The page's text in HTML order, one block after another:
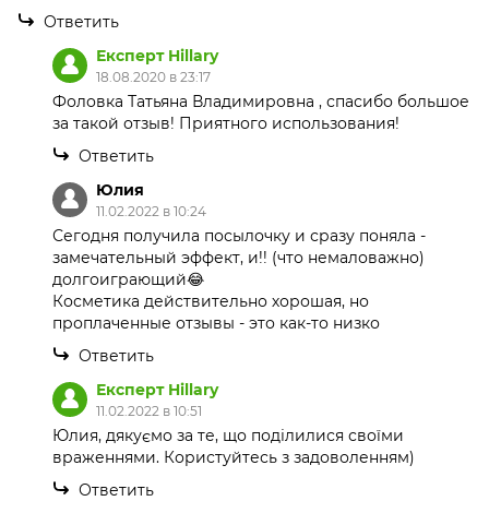
Ответить
Експерт Hillary
18.08.2020 в 23:17
Фоловка Татьяна Владимировна , спасибо большое
за такой отзыв! Приятного использования!
Ответить
Юлия
11.02.2022 в 10:24
Сегодня получила посылочку и сразу поняла -
замечательный эффект, и!! (что немаловажно)
долгоиграющий😂
Косметика действительно хорошая, но
проплаченные отзывы - это как-то низко
Ответить
Експерт Hillary
11.02.2022 в 10:51
Юлия, дякуємо за те, що поділилися своїми
враженнями. Користуйтесь з задоволенням)
Ответить